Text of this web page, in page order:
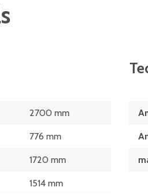
2700 mm
776 mm
1720 mm
1514 mm